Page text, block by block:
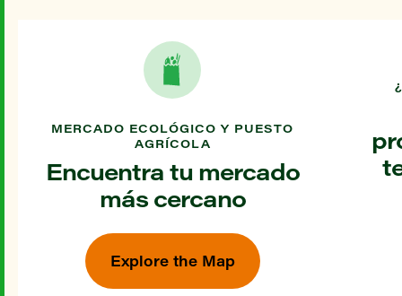
MERCADO ECOLÓGICO Y PUESTO
AGRÍCOLA
Encuentra tu mercado
más cercano
Explore the Map